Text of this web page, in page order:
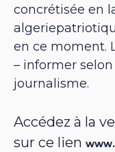
concrétisée en
en ce moment.
– informer
journalisme.
Accédez à la
sur ce lien